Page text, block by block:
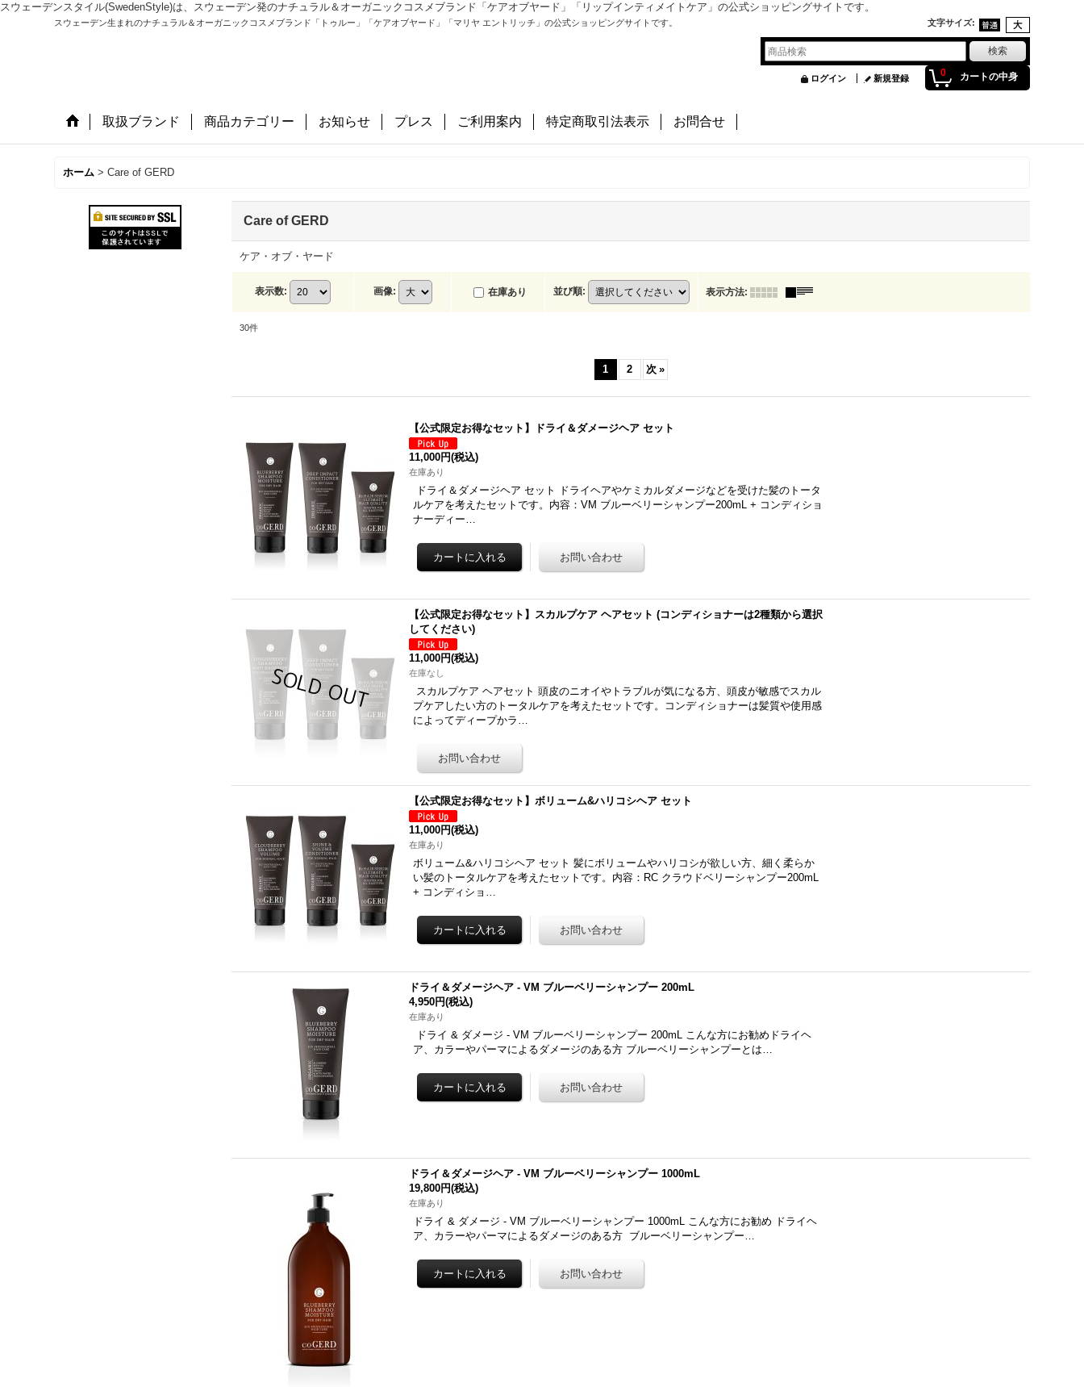
スウェーデンスタイル(SwedenStyle)は、スウェーデン発のナチュラル＆オーガニックコスメブランド「ケアオブヤード」「リップインティメイトケア」の公式ショッピングサイトです。
スウェーデン生まれのナチュラル＆オーガニックコスメブランド「トゥルー」「ケアオブヤード」「マリヤ エントリッチ」の公式ショッピングサイトです。 文字サイズ:
0 カートの中身
ログイン 新規登録
取扱ブランド 商品カテゴリー お知らせ プレス ご利用案内 特定商取引法表示 お問合せ
ホーム > Care of GERD
Care of GERD
ケア・オブ・ヤード
表示数: 画像: 在庫あり 並び順: 表示方法:
30件
1 2 次 »
【公式限定お得なセット】ドライ＆ダメージヘア セット
11,000円(税込)
在庫あり
ドライ＆ダメージヘア セット ドライヘアやケミカルダメージなどを受けた髪のトータ
ルケアを考えたセットです。内容：VM ブルーベリーシャンプー200mL + コンディショ
ナーディー…
【公式限定お得なセット】スカルプケア ヘアセット (コンディショナーは2種類から選択
してください)
11,000円(税込)
在庫なし
スカルプケア ヘアセット 頭皮のニオイやトラブルが気になる方、頭皮が敏感でスカル
プケアしたい方のトータルケアを考えたセットです。コンディショナーは髪質や使用感
によってディープかラ…
【公式限定お得なセット】ボリューム&ハリコシヘア セット
11,000円(税込)
在庫あり
ボリューム&ハリコシヘア セット 髪にボリュームやハリコシが欲しい方、細く柔らか
い髪のトータルケアを考えたセットです。内容：RC クラウドベリーシャンプー200mL
+ コンディショ…
ドライ＆ダメージヘア - VM ブルーベリーシャンプー 200mL
4,950円(税込)
在庫あり
ドライ & ダメージ - VM ブルーベリーシャンプー 200mL こんな方にお勧めドライヘ
ア、カラーやパーマによるダメージのある方 ブルーベリーシャンプーとは…
ドライ＆ダメージヘア - VM ブルーベリーシャンプー 1000mL
19,800円(税込)
在庫あり
ドライ & ダメージ - VM ブルーベリーシャンプー 1000mL こんな方にお勧め ドライヘ
ア、カラーやパーマによるダメージのある方 ブルーベリーシャンプー…